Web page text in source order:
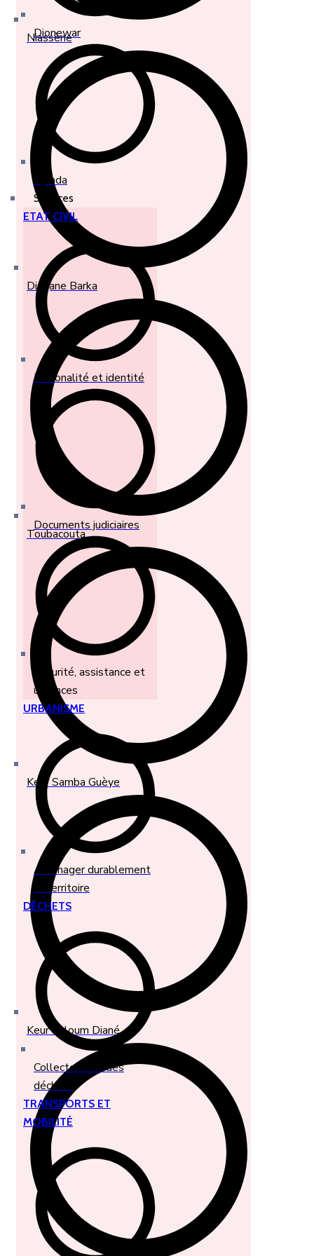
Niassène
Diagane Barka
Toubacouta
Keur Samba Guèye
Keur Saloum Diané
Dionewar
Djirnda
Services
ETAT CIVIL
Nationalité et identité
Documents judiciaires
Sécurité, assistance et
urgences
URBANISME
Aménager durablement
le territoire
DÉCHETS
Collecte et tri des
déchets
TRANSPORTS ET
MOBILITÉ